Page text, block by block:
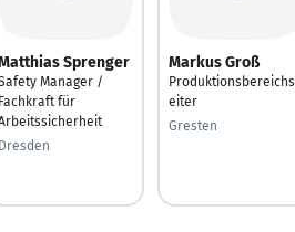
Sprenger
Manager /
Fachkraft für
Dresden
Markus Groß
eiter
Gresten